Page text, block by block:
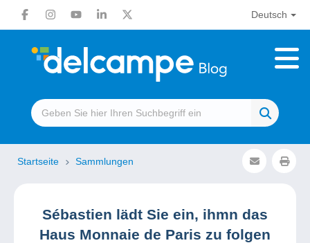
Deutsch
Startseite Sammlungen
Sébastien lädt Sie ein, ihmn das
Haus Monnaie de Paris zu folgen